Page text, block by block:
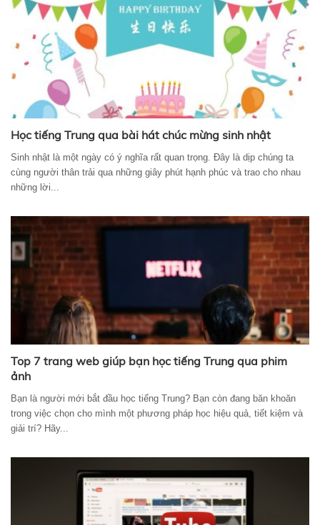
Học tiếng Trung qua bài hát chúc mừng sinh nhật
Sinh nhật là một ngày có ý nghĩa rất quan trọng. Đây là dịp chúng ta
cùng người thân trải qua những giây phút hạnh phúc và trao cho nhau
những lời...
Top 7 trang web giúp bạn học tiếng Trung qua phim
ảnh
Bạn là người mới bắt đầu học tiếng Trung? Bạn còn đang băn khoăn
trong việc chọn cho mình một phương pháp học hiệu quả, tiết kiệm và
giải trí? Hãy...